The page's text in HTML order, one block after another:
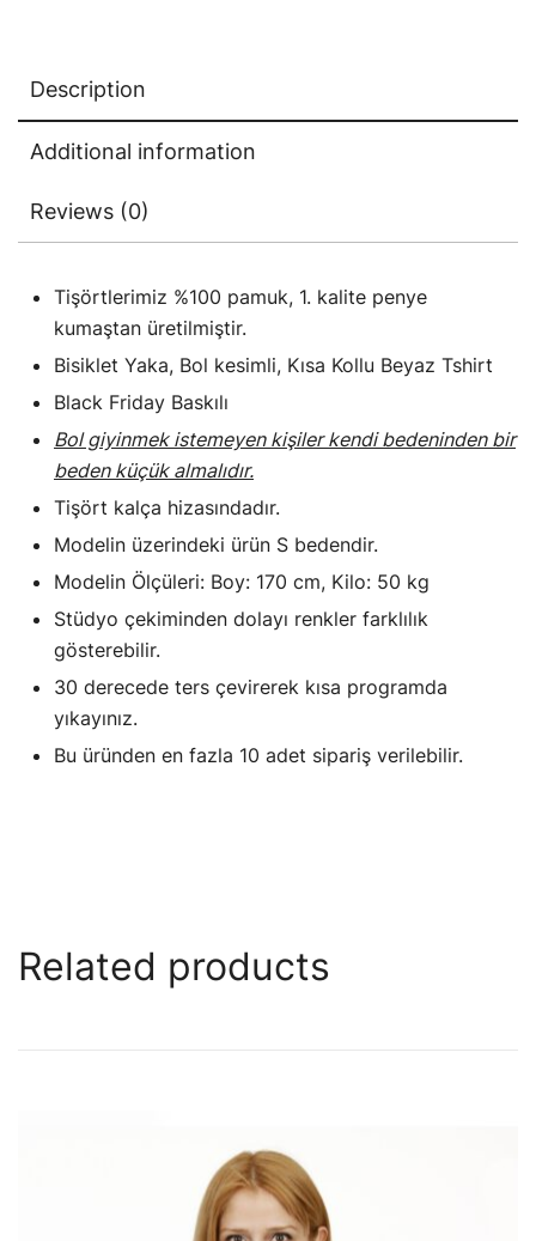
Tişört
Description
Additional information
Reviews (0)
Tişörtlerimiz %100 pamuk, 1. kalite penye
kumaştan üretilmiştir.
Bisiklet Yaka, Bol kesimli, Kısa Kollu Beyaz Tshirt
Black Friday Baskılı
Bol giyinmek istemeyen kişiler kendi bedeninden bir
beden küçük almalıdır.
Tişört kalça hizasındadır.
Modelin üzerindeki ürün S bedendir.
Modelin Ölçüleri: Boy: 170 cm, Kilo: 50 kg
Stüdyo çekiminden dolayı renkler farklılık
gösterebilir.
30 derecede ters çevirerek kısa programda
yıkayınız.
Bu üründen en fazla 10 adet sipariş verilebilir.
Related products